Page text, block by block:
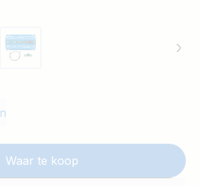
Waar te koop